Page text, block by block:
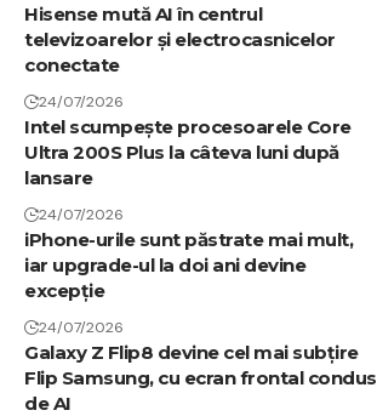
Hisense mută AI în centrul
televizoarelor și electrocasnicelor
conectate
24/07/2026
Intel scumpește procesoarele Core
Ultra 200S Plus la câteva luni după
lansare
24/07/2026
iPhone-urile sunt păstrate mai mult,
iar upgrade-ul la doi ani devine
excepție
24/07/2026
Galaxy Z Flip8 devine cel mai subțire
Flip Samsung, cu ecran frontal condus
de AI